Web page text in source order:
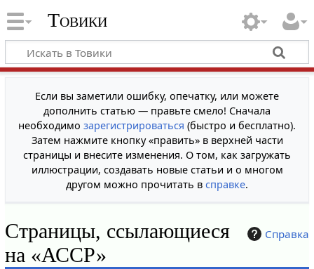
Товики
Если вы заметили ошибку, опечатку, или можете
дополнить статью — правьте смело! Сначала
необходимо зарегистрироваться (быстро и бесплатно).
Затем нажмите кнопку «править» в верхней части
страницы и внесите изменения. О том, как загружать
иллюстрации, создавать новые статьи и о многом
другом можно прочитать в справке.
Справка
Страницы, ссылающиеся
на «АССР»